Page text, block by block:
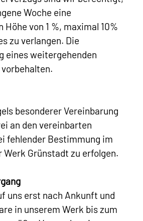
Woche eine
von 1 %, maximal 10%
zu verlangen. Die
eines weitergehenden
besonderer Vereinbarung
an den vereinbarten
fehlender Bestimmung im
Werk Grünstadt zu erfolgen.
uns erst nach Ankunft und
in unserem Werk bis zum